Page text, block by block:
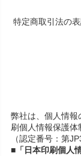
特定商取引法の
弊社は、個人情報
刷個人情報保護体
（認定番号：第
■「日本印刷個人